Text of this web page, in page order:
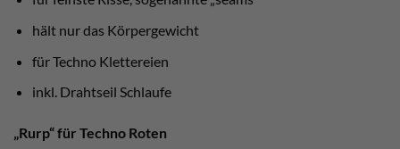
hält nur das Körpergewicht
für Techno Klettereien
inkl. Drahtseil Schlaufe
„Rurp“ für Techno Roten